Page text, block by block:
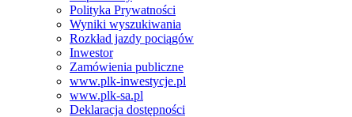
Polityka Prywatności
Wyniki wyszukiwania
Rozkład jazdy pociągów
Inwestor
Zamówienia publiczne
www.plk-inwestycje.pl
www.plk-sa.pl
Deklaracja dostępności